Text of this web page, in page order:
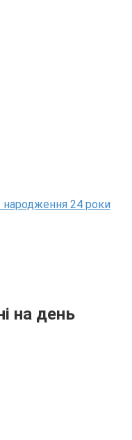
на день